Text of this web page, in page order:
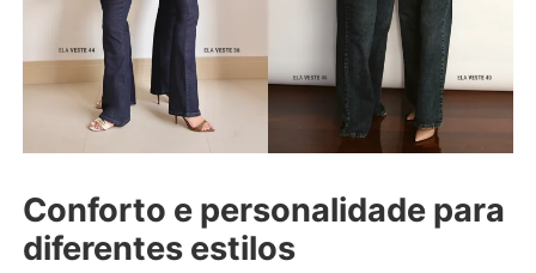
Conforto e personalidade para
diferentes estilos